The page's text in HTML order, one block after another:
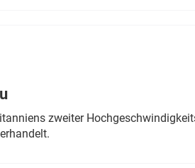
zweiter